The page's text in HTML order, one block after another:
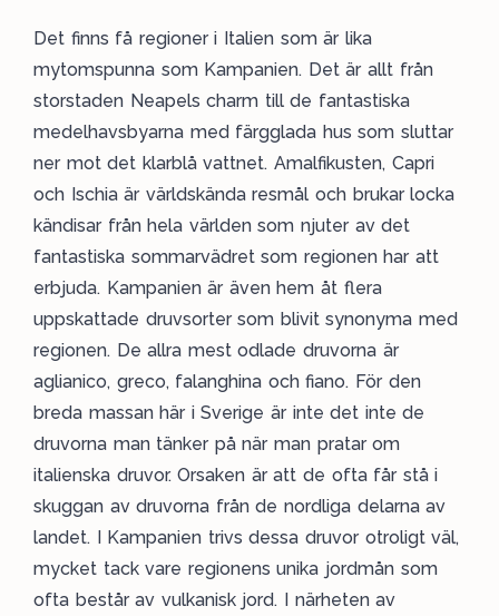
Det finns få regioner i Italien som är lika
mytomspunna som Kampanien. Det är allt från
storstaden Neapels charm till de fantastiska
medelhavsbyarna med färgglada hus som sluttar
ner mot det klarblå vattnet. Amalfikusten, Capri
och Ischia är världskända resmål och brukar locka
kändisar från hela världen som njuter av det
fantastiska sommarvädret som regionen har att
erbjuda. Kampanien är även hem åt flera
uppskattade druvsorter som blivit synonyma med
regionen. De allra mest odlade druvorna är
aglianico, greco, falanghina och fiano. För den
breda massan här i Sverige är inte det inte de
druvorna man tänker på när man pratar om
italienska druvor. Orsaken är att de ofta får stå i
skuggan av druvorna från de nordliga delarna av
landet. I Kampanien trivs dessa druvor otroligt väl,
mycket tack vare regionens unika jordmån som
ofta består av vulkanisk jord. I närheten av